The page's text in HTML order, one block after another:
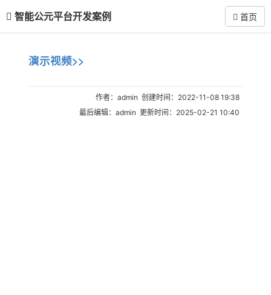
智能公元平台开发案例 首页
演示视频>>
作者：admin 创建时间：2022-11-08 19:38
最后编辑：admin 更新时间：2025-02-21 10:40